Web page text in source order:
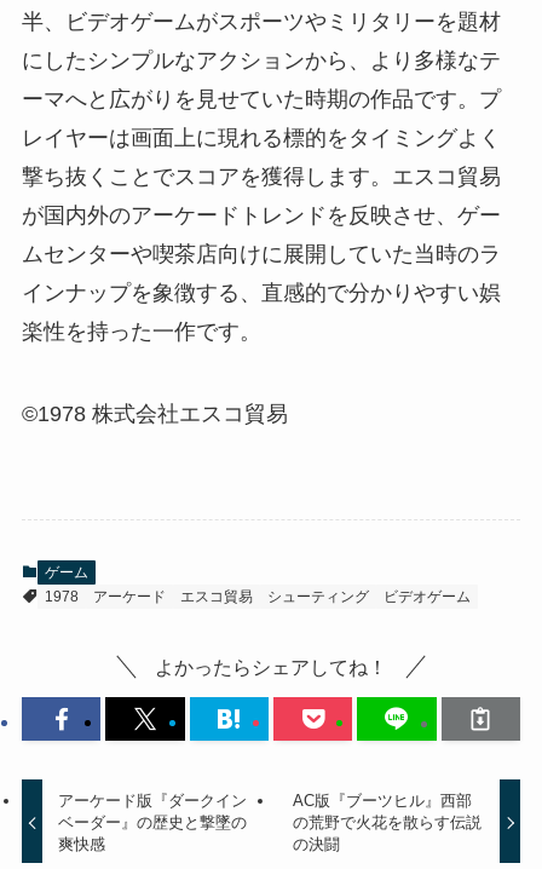
半、ビデオゲームがスポーツやミリタリーを題材
にしたシンプルなアクションから、より多様なテ
ーマへと広がりを見せていた時期の作品です。プ
レイヤーは画面上に現れる標的をタイミングよく
撃ち抜くことでスコアを獲得します。エスコ貿易
が国内外のアーケードトレンドを反映させ、ゲー
ムセンターや喫茶店向けに展開していた当時のラ
インナップを象徴する、直感的で分かりやすい娯
楽性を持った一作です。
©1978 株式会社エスコ貿易
ゲーム
1978
アーケード エスコ貿易 シューティング ビデオゲーム
よかったらシェアしてね！
アーケード版『ダークイン
ベーダー』の歴史と撃墜の
爽快感
AC版『ブーツヒル』西部
の荒野で火花を散らす伝説
の決闘